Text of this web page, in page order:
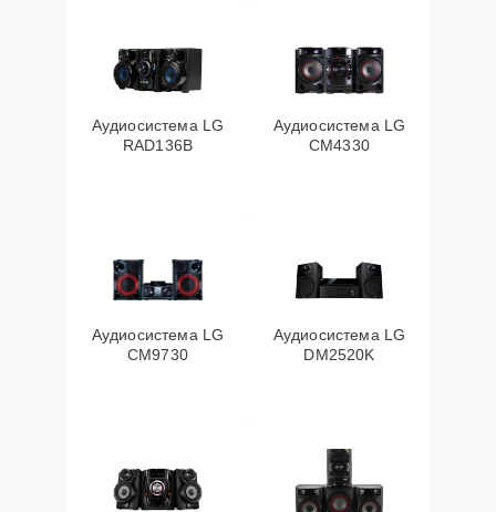
Аудиосистема LG
RAD136B
Аудиосистема LG
CM4330
Аудиосистема LG
CM9730
Аудиосистема LG
DM2520K